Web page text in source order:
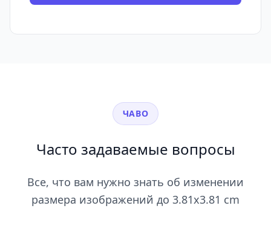
ЧАВО
Часто задаваемые вопросы
Все, что вам нужно знать об изменении
размера изображений до 3.81x3.81 cm